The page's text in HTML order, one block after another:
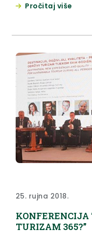
Pročitaj više
25. rujna 2018.
KONFERENCIJA
TURIZAM 365?”